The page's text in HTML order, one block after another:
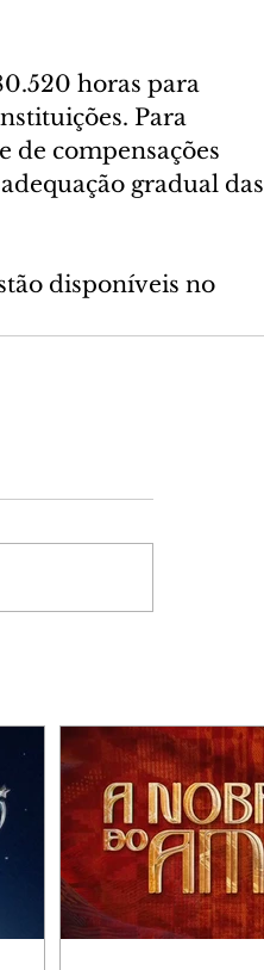
horas para
Para
de compensações
gradual das
disponíveis no